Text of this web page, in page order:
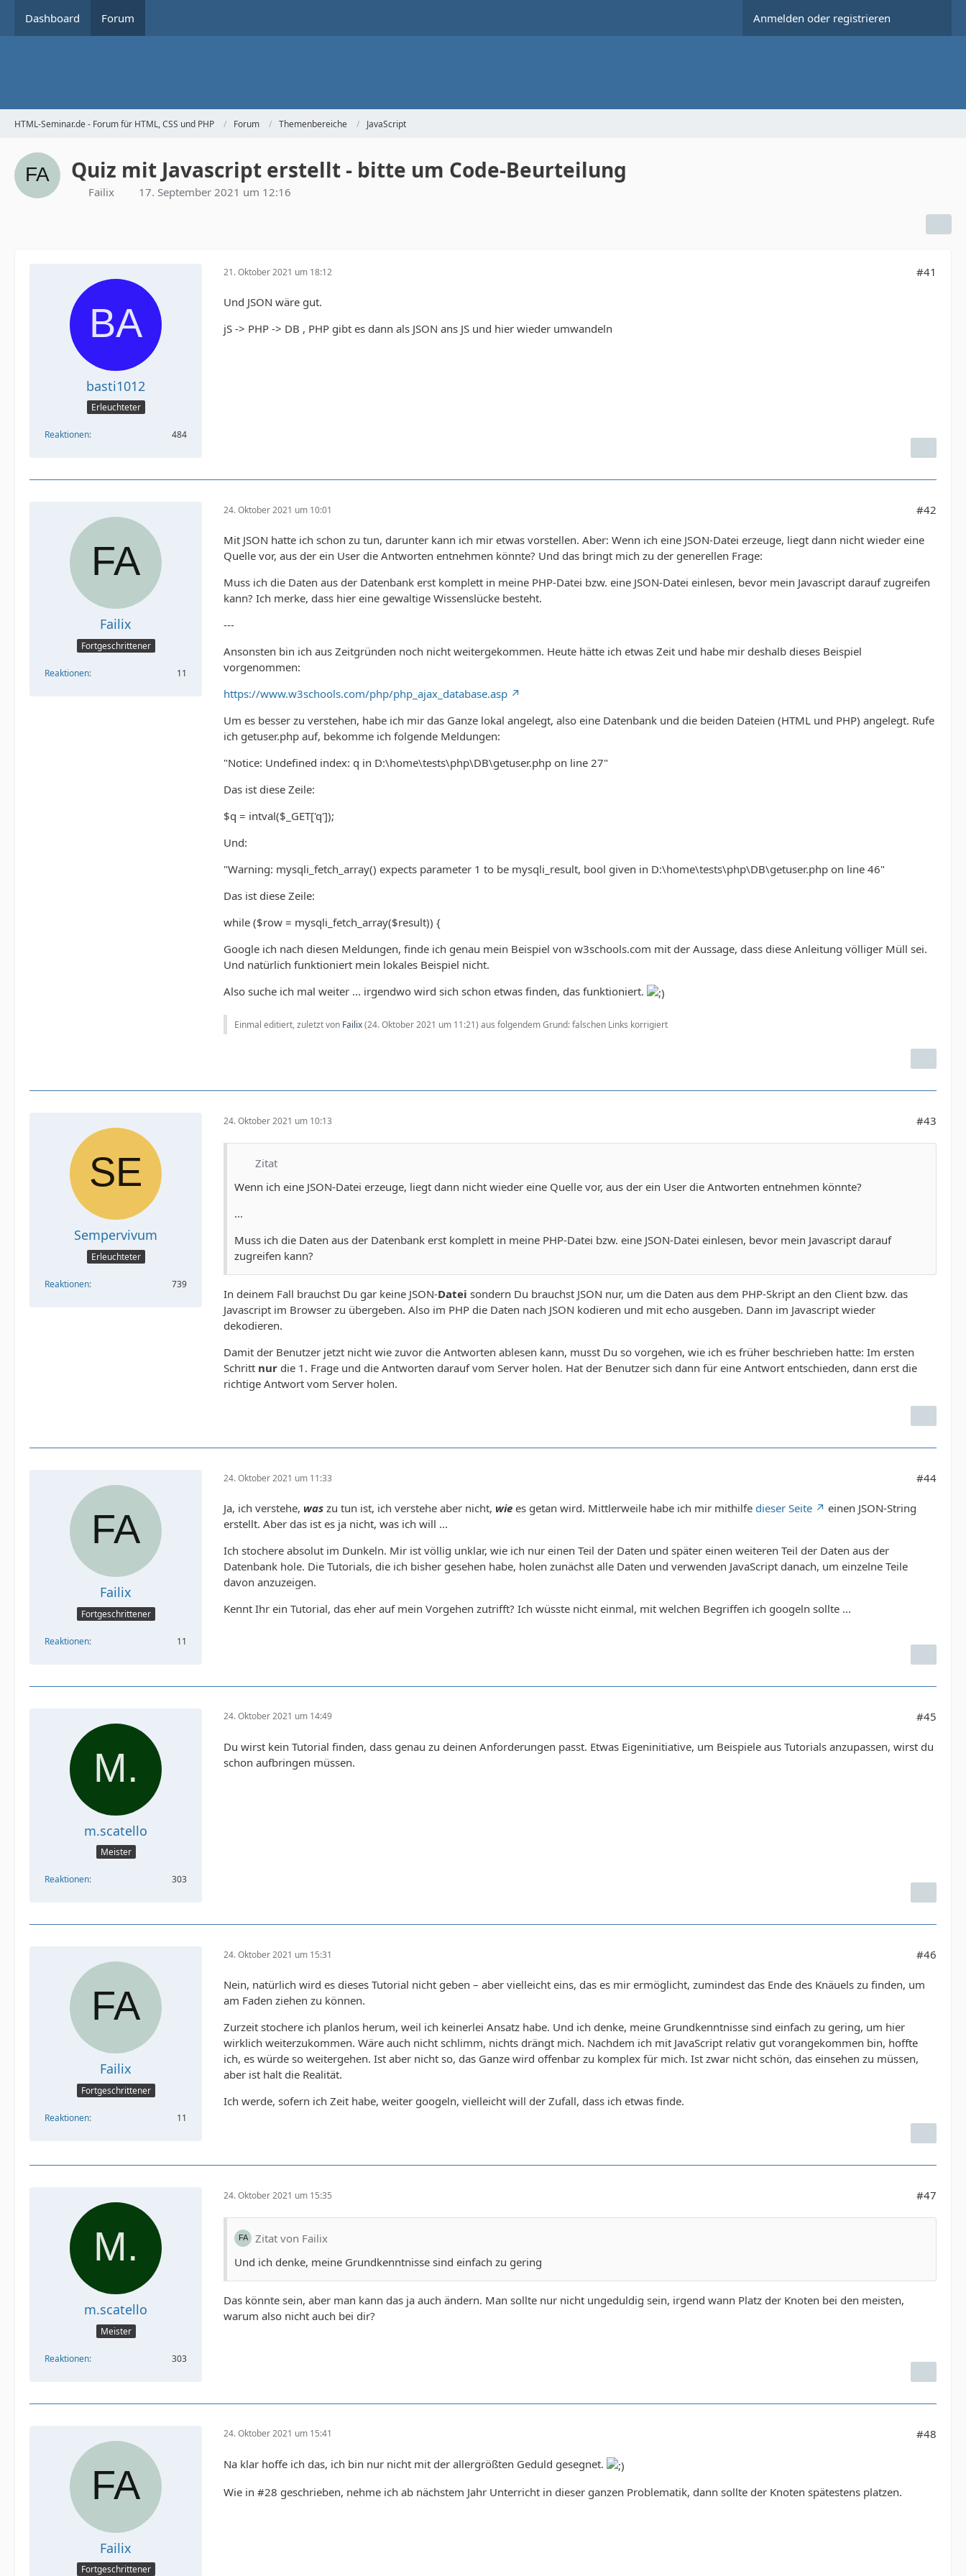
Dashboard Forum Anmelden oder registrieren
HTML-Seminar.de - Forum für HTML, CSS und PHP Forum Themenbereiche JavaScript
Quiz mit Javascript erstellt - bitte um Code-Beurteilung
Failix 17. September 2021 um 12:16
basti1012
Erleuchteter
Reaktionen 484
21. Oktober 2021 um 18:12 #41
Und JSON wäre gut.
jS -> PHP -> DB , PHP gibt es dann als JSON ans JS und hier wieder umwandeln
Failix
Fortgeschrittener
Reaktionen 11
24. Oktober 2021 um 10:01 #42
Mit JSON hatte ich schon zu tun, darunter kann ich mir etwas vorstellen. Aber: Wenn ich eine JSON-Datei erzeuge, liegt dann nicht wieder eine
Quelle vor, aus der ein User die Antworten entnehmen könnte? Und das bringt mich zu der generellen Frage:
Muss ich die Daten aus der Datenbank erst komplett in meine PHP-Datei bzw. eine JSON-Datei einlesen, bevor mein Javascript darauf zugreifen
kann? Ich merke, dass hier eine gewaltige Wissenslücke besteht.
---
Ansonsten bin ich aus Zeitgründen noch nicht weitergekommen. Heute hätte ich etwas Zeit und habe mir deshalb dieses Beispiel
vorgenommen:
https://www.w3schools.com/php/php_ajax_database.asp
Um es besser zu verstehen, habe ich mir das Ganze lokal angelegt, also eine Datenbank und die beiden Dateien (HTML und PHP) angelegt. Rufe
ich getuser.php auf, bekomme ich folgende Meldungen:
"Notice: Undefined index: q in D:\home\tests\php\DB\getuser.php on line 27"
Das ist diese Zeile:
$q = intval($_GET['q']);
Und:
"Warning: mysqli_fetch_array() expects parameter 1 to be mysqli_result, bool given in D:\home\tests\php\DB\getuser.php on line 46"
Das ist diese Zeile:
while ($row = mysqli_fetch_array($result)) {
Google ich nach diesen Meldungen, finde ich genau mein Beispiel von w3schools.com mit der Aussage, dass diese Anleitung völliger Müll sei.
Und natürlich funktioniert mein lokales Beispiel nicht.
Also suche ich mal weiter ... irgendwo wird sich schon etwas finden, das funktioniert.
Einmal editiert, zuletzt von Failix(24. Oktober 2021 um 11:21) aus folgendem Grund: falschen Links korrigiert
Sempervivum
Erleuchteter
Reaktionen 739
24. Oktober 2021 um 10:13 #43
Zitat
Wenn ich eine JSON-Datei erzeuge, liegt dann nicht wieder eine Quelle vor, aus der ein User die Antworten entnehmen könnte?
...
Muss ich die Daten aus der Datenbank erst komplett in meine PHP-Datei bzw. eine JSON-Datei einlesen, bevor mein Javascript darauf
zugreifen kann?
In deinem Fall brauchst Du gar keine JSON-Datei sondern Du brauchst JSON nur, um die Daten aus dem PHP-Skript an den Client bzw. das
Javascript im Browser zu übergeben. Also im PHP die Daten nach JSON kodieren und mit echo ausgeben. Dann im Javascript wieder
dekodieren.
Damit der Benutzer jetzt nicht wie zuvor die Antworten ablesen kann, musst Du so vorgehen, wie ich es früher beschrieben hatte: Im ersten
Schritt nur die 1. Frage und die Antworten darauf vom Server holen. Hat der Benutzer sich dann für eine Antwort entschieden, dann erst die
richtige Antwort vom Server holen.
Failix
Fortgeschrittener
Reaktionen 11
24. Oktober 2021 um 11:33 #44
Ja, ich verstehe, was zu tun ist, ich verstehe aber nicht, wie es getan wird. Mittlerweile habe ich mir mithilfe dieser Seite
einen JSON-String
erstellt. Aber das ist es ja nicht, was ich will ...
Ich stochere absolut im Dunkeln. Mir ist völlig unklar, wie ich nur einen Teil der Daten und später einen weiteren Teil der Daten aus der
Datenbank hole. Die Tutorials, die ich bisher gesehen habe, holen zunächst alle Daten und verwenden JavaScript danach, um einzelne Teile
davon anzuzeigen.
Kennt Ihr ein Tutorial, das eher auf mein Vorgehen zutrifft? Ich wüsste nicht einmal, mit welchen Begriffen ich googeln sollte ...
m.scatello
Meister
Reaktionen 303
24. Oktober 2021 um 14:49 #45
Du wirst kein Tutorial finden, dass genau zu deinen Anforderungen passt. Etwas Eigeninitiative, um Beispiele aus Tutorials anzupassen, wirst du
schon aufbringen müssen.
Failix
Fortgeschrittener
Reaktionen 11
24. Oktober 2021 um 15:31 #46
Nein, natürlich wird es dieses Tutorial nicht geben – aber vielleicht eins, das es mir ermöglicht, zumindest das Ende des Knäuels zu finden, um
am Faden ziehen zu können.
Zurzeit stochere ich planlos herum, weil ich keinerlei Ansatz habe. Und ich denke, meine Grundkenntnisse sind einfach zu gering, um hier
wirklich weiterzukommen. Wäre auch nicht schlimm, nichts drängt mich. Nachdem ich mit JavaScript relativ gut vorangekommen bin, hoffte
ich, es würde so weitergehen. Ist aber nicht so, das Ganze wird offenbar zu komplex für mich. Ist zwar nicht schön, das einsehen zu müssen,
aber ist halt die Realität.
Ich werde, sofern ich Zeit habe, weiter googeln, vielleicht will der Zufall, dass ich etwas finde.
m.scatello
Meister
Reaktionen 303
24. Oktober 2021 um 15:35 #47
Zitat von Failix
Und ich denke, meine Grundkenntnisse sind einfach zu gering
Das könnte sein, aber man kann das ja auch ändern. Man sollte nur nicht ungeduldig sein, irgend wann Platz der Knoten bei den meisten,
warum also nicht auch bei dir?
Failix
Fortgeschrittener
24. Oktober 2021 um 15:41 #48
Na klar hoffe ich das, ich bin nur nicht mit der allergrößten Geduld gesegnet.
Wie in #28 geschrieben, nehme ich ab nächstem Jahr Unterricht in dieser ganzen Problematik, dann sollte der Knoten spätestens platzen.